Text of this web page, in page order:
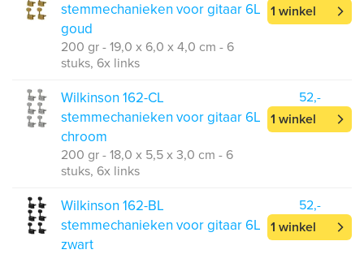
stemmechanieken voor gitaar 6L
goud
200 gr - 19,0 x 6,0 x 4,0 cm - 6
stuks, 6x links
1 winkel
Wilkinson 162-CL
stemmechanieken voor gitaar 6L
chroom
200 gr - 18,0 x 5,5 x 3,0 cm - 6
stuks, 6x links
52,-
1 winkel
Wilkinson 162-BL
stemmechanieken voor gitaar 6L
zwart
52,-
1 winkel